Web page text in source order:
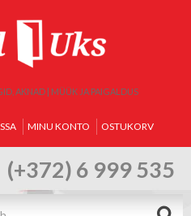
AKNAD | MÜÜK JA PAIGALDUS
MINU KONTO OSTUKORV
(+372) 6 999 535